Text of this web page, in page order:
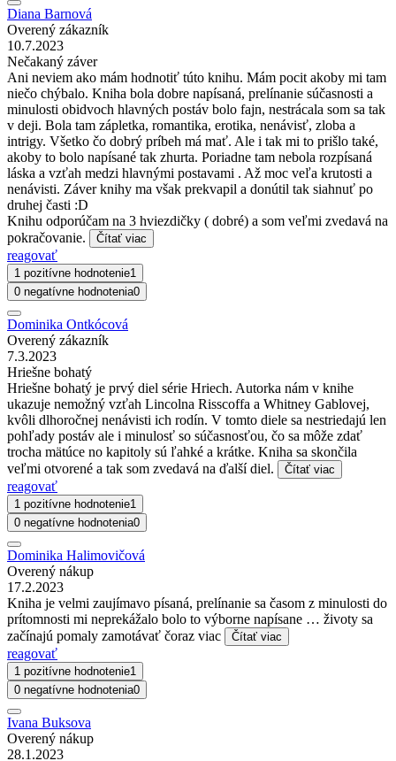
Diana Barnová
Overený zákazník
10.7.2023
Nečakaný záver
Ani neviem ako mám hodnotiť túto knihu. Mám pocit akoby mi tam
niečo chýbalo. Kniha bola dobre napísaná, prelínanie súčasnosti a
minulosti obidvoch hlavných postáv bolo fajn, nestrácala som sa tak
v deji. Bola tam zápletka, romantika, erotika, nenávisť, zloba a
intrigy. Všetko čo dobrý príbeh má mať. Ale i tak mi to prišlo také,
akoby to bolo napísané tak zhurta. Poriadne tam nebola rozpísaná
láska a vzťah medzi hlavnými postavami . Až moc veľa krutosti a
nenávisti. Záver knihy ma však prekvapil a donútil tak siahnuť po
druhej časti :D
Knihu odporúčam na 3 hviezdičky ( dobré) a som veľmi zvedavá na
pokračovanie.
Čítať viac
reagovať
1 pozitívne hodnotenie1
0 negatívne hodnotenia0
Dominika Ontkócová
Overený zákazník
7.3.2023
Hriešne bohatý
Hriešne bohatý je prvý diel série Hriech. Autorka nám v knihe
ukazuje nemožný vzťah Lincolna Risscoffa a Whitney Gablovej,
kvôli dlhoročnej nenávisti ich rodín. V tomto diele sa nestriedajú len
pohľady postáv ale i minulosť so súčasnosťou, čo sa môže zdať
trocha mätúce no kapitoly sú ľahké a krátke. Kniha sa skončila
veľmi otvorené a tak som zvedavá na ďalší diel.
Čítať viac
reagovať
1 pozitívne hodnotenie1
0 negatívne hodnotenia0
Dominika Halimovičová
Overený nákup
17.2.2023
Kniha je velmi zaujímavo písaná, prelínanie sa časom z minulosti do
prítomnosti mi neprekážalo bolo to výborne napísane … životy sa
začínajú pomaly zamotávať čoraz viac
Čítať viac
reagovať
1 pozitívne hodnotenie1
0 negatívne hodnotenia0
Ivana Buksova
Overený nákup
28.1.2023